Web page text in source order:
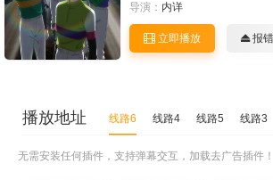
导演： 内详
立即播放 报错
播放地址 线路6 线路4 线路5 线路3
无需安装任何插件，支持弹幕交互，加载去广告插件！